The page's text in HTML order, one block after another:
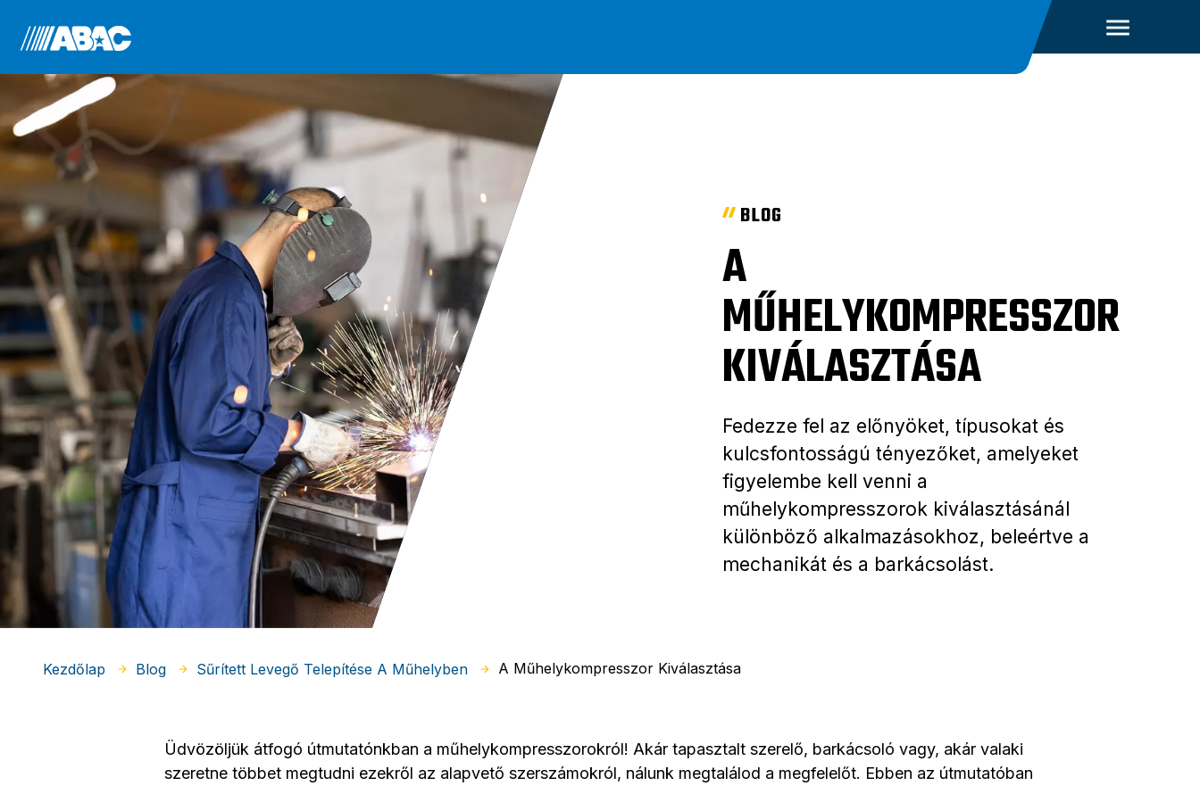
BLOG
A
MŰHELYKOMPRESSZOR
KIVÁLASZTÁSA
Fedezze fel az előnyöket, típusokat és
kulcsfontosságú tényezőket, amelyeket
figyelembe kell venni a
műhelykompresszorok kiválasztásánál
különböző alkalmazásokhoz, beleértve a
mechanikát és a barkácsolást.
Kezdőlap Blog Sűrített Levegő Telepítése A Műhelyben A Műhelykompresszor Kiválasztása
Üdvözöljük átfogó útmutatónkban a műhelykompresszorokról! Akár tapasztalt szerelő, barkácsoló vagy, akár valaki
szeretne többet megtudni ezekről az alapvető szerszámokról, nálunk megtalálod a megfelelőt. Ebben az útmutatóban